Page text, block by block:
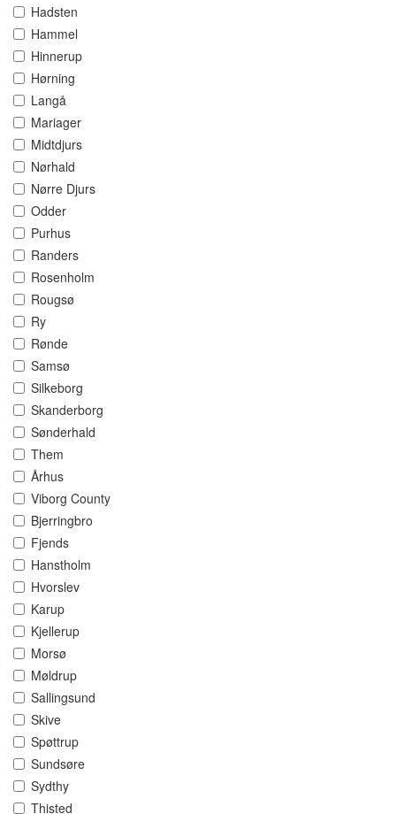
Hadsten
Hammel
Hinnerup
Hørning
Langå
Mariager
Midtdjurs
Nørhald
Nørre Djurs
Odder
Purhus
Randers
Rosenholm
Rougsø
Ry
Rønde
Samsø
Silkeborg
Skanderborg
Sønderhald
Them
Århus
Viborg County
Bjerringbro
Fjends
Hanstholm
Hvorslev
Karup
Kjellerup
Morsø
Møldrup
Sallingsund
Skive
Spøttrup
Sundsøre
Sydthy
Thisted